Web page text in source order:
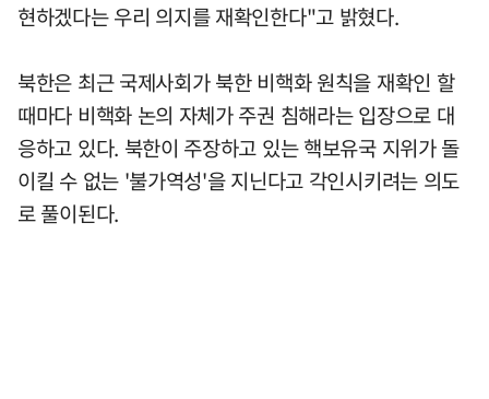
현하겠다는 우리 의지를 재확인한다"고 밝혔다.
북한은 최근 국제사회가 북한 비핵화 원칙을 재확인 할
때마다 비핵화 논의 자체가 주권 침해라는 입장으로 대
응하고 있다. 북한이 주장하고 있는 핵보유국 지위가 돌
이킬 수 없는 '불가역성'을 지닌다고 각인시키려는 의도
로 풀이된다.